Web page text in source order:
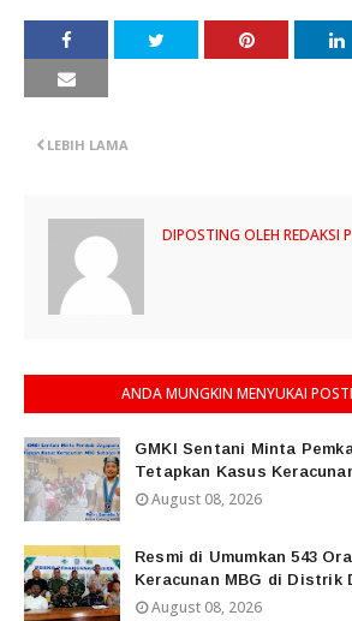
LEBIH LAMA
DIPOSTING OLEH REDAKSI
ANDA MUNGKIN MENYUKAI
GMKI Sentani Minta
Tetapkan Kasus
August 08, 2026
Resmi di Umumkan 543
Keracunan MBG di Distrik
August 08, 2026